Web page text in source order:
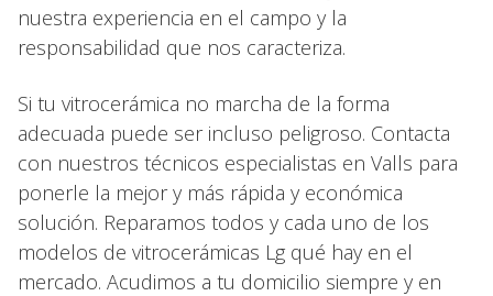
nuestra experiencia en el campo y la
responsabilidad que nos caracteriza.
Si tu vitrocerámica no marcha de la forma
adecuada puede ser incluso peligroso. Contacta
con nuestros técnicos especialistas en Valls para
ponerle la mejor y más rápida y económica
solución. Reparamos todos y cada uno de los
modelos de vitrocerámicas Lg qué hay en el
mercado. Acudimos a tu domicilio siempre y en